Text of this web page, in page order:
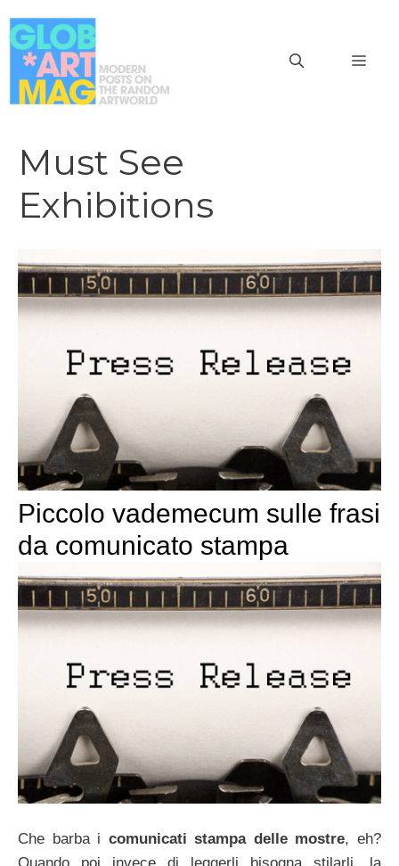
al
contenuto
Must See
Exhibitions
Piccolo vademecum sulle frasi
da comunicato stampa
Che barba i comunicati stampa delle mostre, eh?